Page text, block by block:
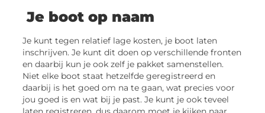
Je boot op naam
Je kunt tegen relatief lage kosten, je boot laten
inschrijven. Je kunt dit doen op verschillende fronten
en daarbij kun je ook zelf je pakket samenstellen.
Niet elke boot staat hetzelfde geregistreerd en
daarbij is het goed om na te gaan, wat precies voor
jou goed is en wat bij je past. Je kunt je ook teveel
laten registreren, dus daarom moet je kijken naar